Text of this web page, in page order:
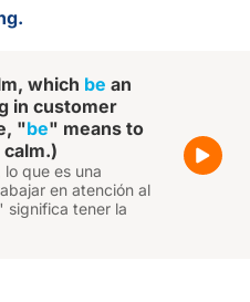
which be an
in customer
"be" means to
calm.)
lo que es una
en atención al
significa tener la